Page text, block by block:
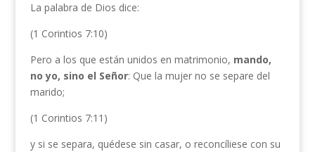
La palabra de Dios dice:
(1 Corintios 7:10)
Pero a los que están unidos en matrimonio, mando,
no yo, sino el Señor: Que la mujer no se separe del
marido;
(1 Corintios 7:11)
y si se separa, quédese sin casar, o reconcíliese con su